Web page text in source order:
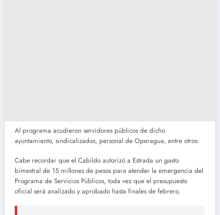
Al programa acudieron servidores públicos de dicho
ayuntamiento, sindicalizados, personal de Operagua, entre otros.
Cabe recordar que el Cabildo autorizó a Estrada un gasto
bimestral de 15 millones de pesos para atender la emergencia del
Programa de Servicios Públicos, toda vez que el presupuesto
oficial será analizado y aprobado hasta finales de febrero.